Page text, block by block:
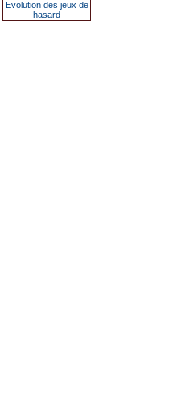
Evolution des jeux de
hasard